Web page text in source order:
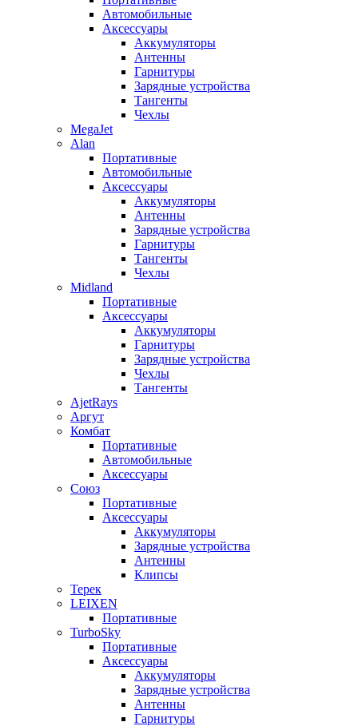
Автомобильные
Аксессуары
Аккумуляторы
Антенны
Гарнитуры
Зарядные устройства
Тангенты
Чехлы
MegaJet
Alan
Портативные
Автомобильные
Аксессуары
Аккумуляторы
Антенны
Зарядные устройства
Гарнитуры
Тангенты
Чехлы
Midland
Портативные
Аксессуары
Аккумуляторы
Гарнитуры
Зарядные устройства
Чехлы
Тангенты
AjetRays
Аргут
Комбат
Портативные
Автомобильные
Аксессуары
Союз
Портативные
Аксессуары
Аккумуляторы
Зарядные устройства
Антенны
Клипсы
Терек
LEIXEN
Портативные
TurboSky
Портативные
Аксессуары
Аккумуляторы
Зарядные устройства
Антенны
Гарнитуры